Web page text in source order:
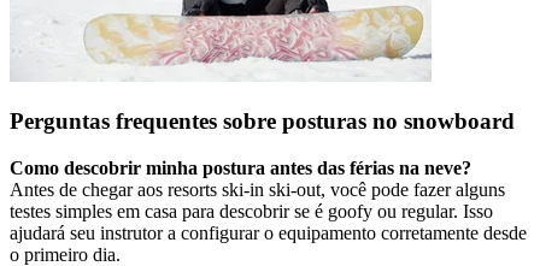
Perguntas frequentes sobre posturas no snowboard
Como descobrir minha postura antes das férias na neve?
Antes de chegar aos resorts ski-in ski-out, você pode fazer alguns
testes simples em casa para descobrir se é goofy ou regular. Isso
ajudará seu instrutor a configurar o equipamento corretamente desde
o primeiro dia.